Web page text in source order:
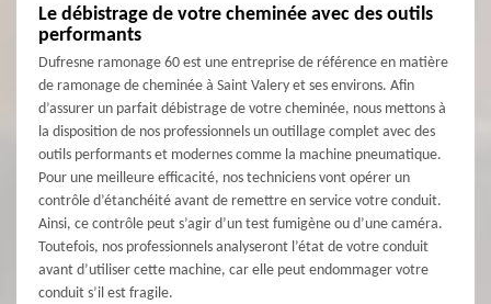
Le débistrage de votre cheminée avec des outils
performants
Dufresne ramonage 60 est une entreprise de référence en matière
de ramonage de cheminée à Saint Valery et ses environs. Afin
d’assurer un parfait débistrage de votre cheminée, nous mettons à
la disposition de nos professionnels un outillage complet avec des
outils performants et modernes comme la machine pneumatique.
Pour une meilleure efficacité, nos techniciens vont opérer un
contrôle d’étanchéité avant de remettre en service votre conduit.
Ainsi, ce contrôle peut s’agir d’un test fumigène ou d’une caméra.
Toutefois, nos professionnels analyseront l’état de votre conduit
avant d’utiliser cette machine, car elle peut endommager votre
conduit s’il est fragile.